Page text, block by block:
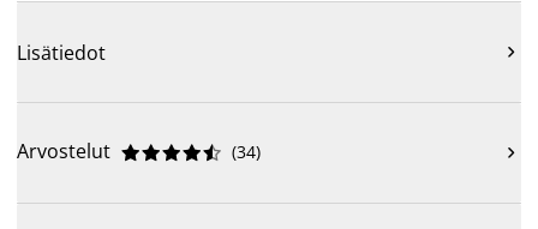
Lisätiedot 
Arvostelut 




 (34) 